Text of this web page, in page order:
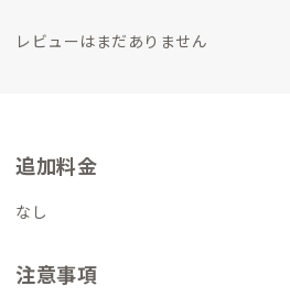
レビューはまだありません
追加料金
なし
注意事項